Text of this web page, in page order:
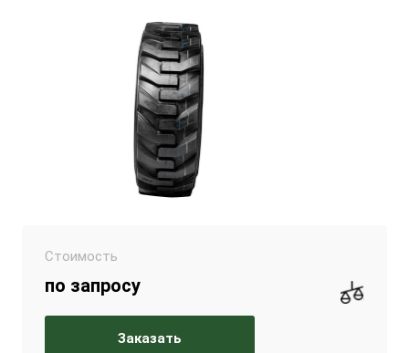
Стоимость
по запросу
Заказать